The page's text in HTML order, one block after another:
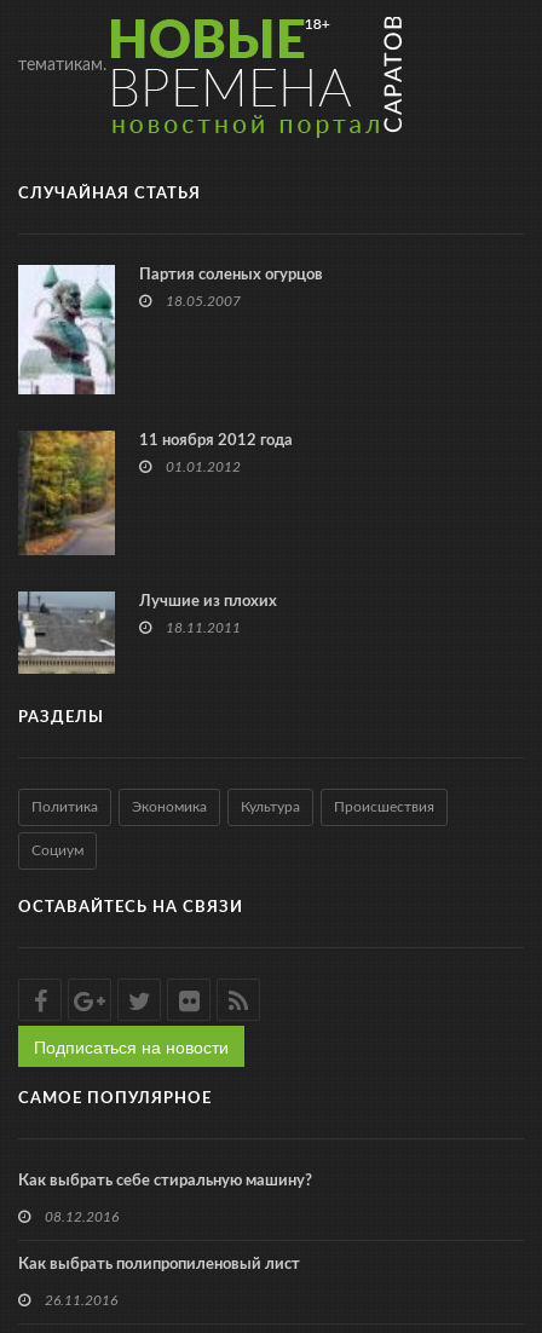
тематикам.
СЛУЧАЙНАЯ СТАТЬЯ
Партия соленых огурцов
18.05.2007
11 ноября 2012 года
01.01.2012
Лучшие из плохих
18.11.2011
РАЗДЕЛЫ
Политика Экономика Культура Происшествия
Социум
ОСТАВАЙТЕСЬ НА СВЯЗИ
Подписаться на новости
САМОЕ ПОПУЛЯРНОЕ
Как выбрать себе стиральную машину?
08.12.2016
Как выбрать полипропиленовый лист
26.11.2016